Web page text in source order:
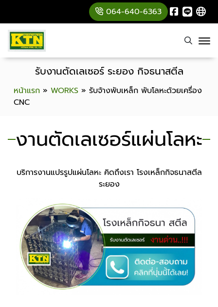
064-640-6363
หน้าแรก » WORKS » รับจ้างพับเหล็ก พับโลหะด้วยเครื่อง
CNC
รับงานตัดเลเซอร์ ระยอง กิจธนาสตีล
งานตัดเลเซอร์แผ่นโลหะ
บริการงานแปรรูปแผ่นโลหะ คิดถึงเรา โรงเหล็กกิจธนาสตีล
ระยอง